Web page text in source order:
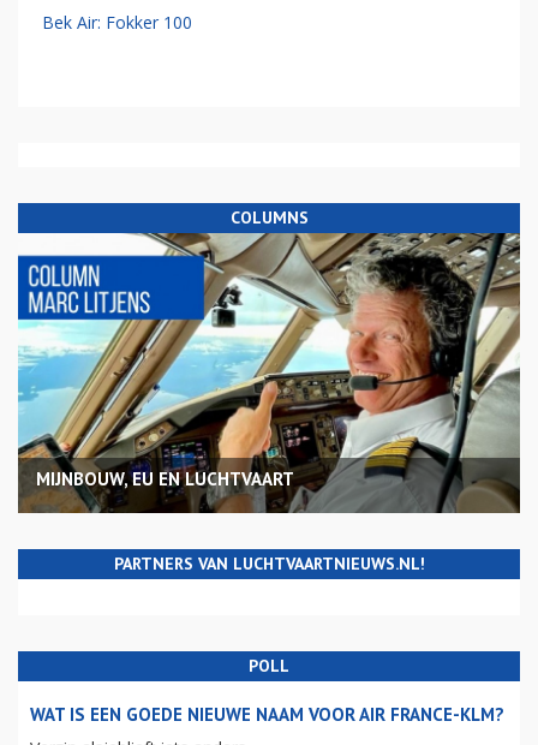
Bek Air: Fokker 100
COLUMNS
MIJNBOUW, EU EN LUCHTVAART
PARTNERS VAN LUCHTVAARTNIEUWS.NL!
POLL
WAT IS EEN GOEDE NIEUWE NAAM VOOR AIR FRANCE-KLM?